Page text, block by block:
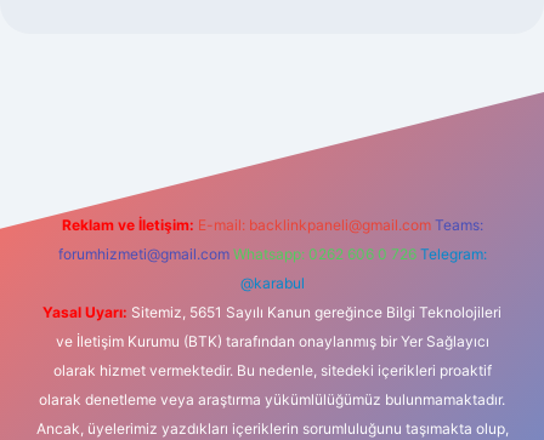
Reklam ve İletişim: E-mail: backlinkpaneli@gmail.com Teams:
forumhizmeti@gmail.com Whatsapp: 0262 606 0 726 Telegram:
@karabul
Yasal Uyarı: Sitemiz, 5651 Sayılı Kanun gereğince Bilgi Teknolojileri
ve İletişim Kurumu (BTK) tarafından onaylanmış bir Yer Sağlayıcı
olarak hizmet vermektedir. Bu nedenle, sitedeki içerikleri proaktif
olarak denetleme veya araştırma yükümlülüğümüz bulunmamaktadır.
Ancak, üyelerimiz yazdıkları içeriklerin sorumluluğunu taşımakta olup,